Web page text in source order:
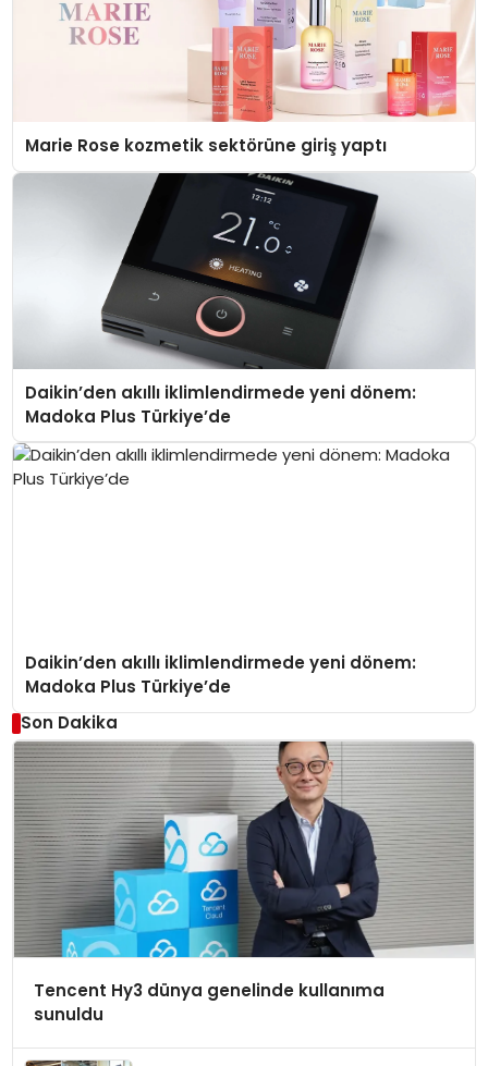
Marie Rose kozmetik sektörüne giriş yaptı
Daikin’den akıllı iklimlendirmede yeni dönem:
Madoka Plus Türkiye’de
Daikin’den akıllı iklimlendirmede yeni dönem:
Madoka Plus Türkiye’de
Son Dakika
Tencent Hy3 dünya genelinde kullanıma
sunuldu